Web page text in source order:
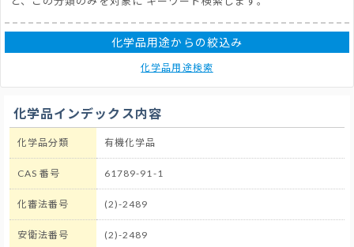
化学品用途からの絞込み
化学品用途検索
化学品インデックス内容
化学品分類 有機化学品
CAS 番号 61789-91-1
化審法番号 (2)-2489
安衛法番号 (2)-2489